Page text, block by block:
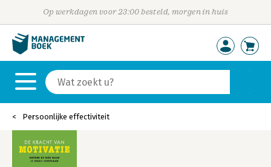
Op werkdagen voor 23:00 besteld, morgen in huis
Persoonlijke effectiviteit